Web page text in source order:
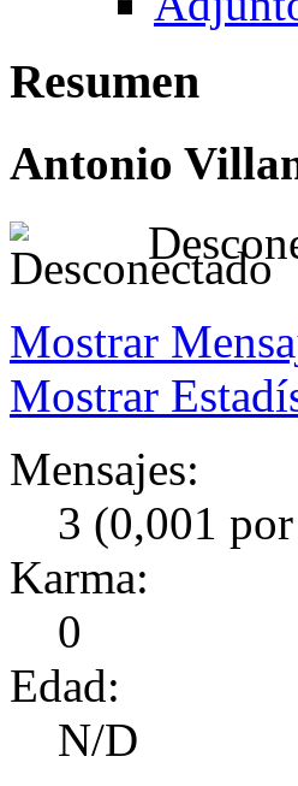
Resumen
Antonio
Mostrar
Mostrar
Mensajes:
3 (0,001
Karma:
0
Edad:
N/D